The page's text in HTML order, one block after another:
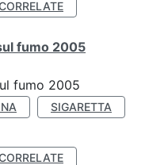
fumo 2005
fumo 2005
SIGARETTA